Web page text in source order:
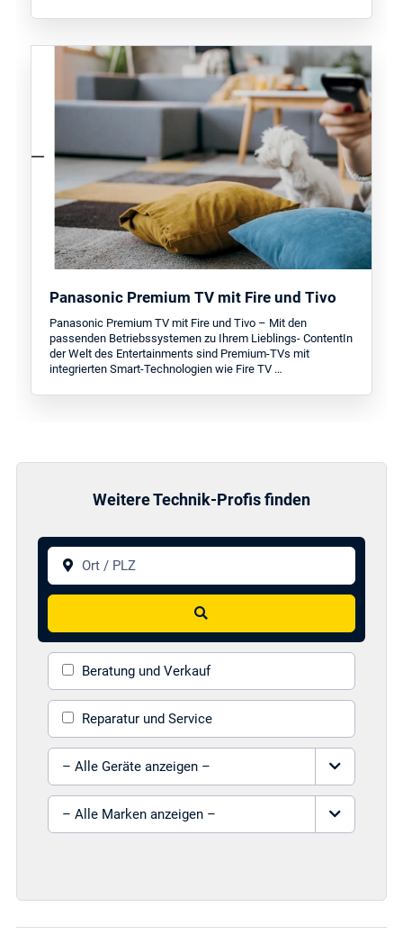
Panasonic Premium TV mit Fire und Tivo
Panasonic Premium TV mit Fire und Tivo – Mit den
passenden Betriebssystemen zu Ihrem Lieblings- ContentIn
der Welt des Entertainments sind Premium-TVs mit
integrierten Smart-Technologien wie Fire TV …
Weitere Technik-Profis finden
Ort / PLZ
Suchen
Beratung und Verkauf
Reparatur und Service
Gerät auswählen
Marke auswählen